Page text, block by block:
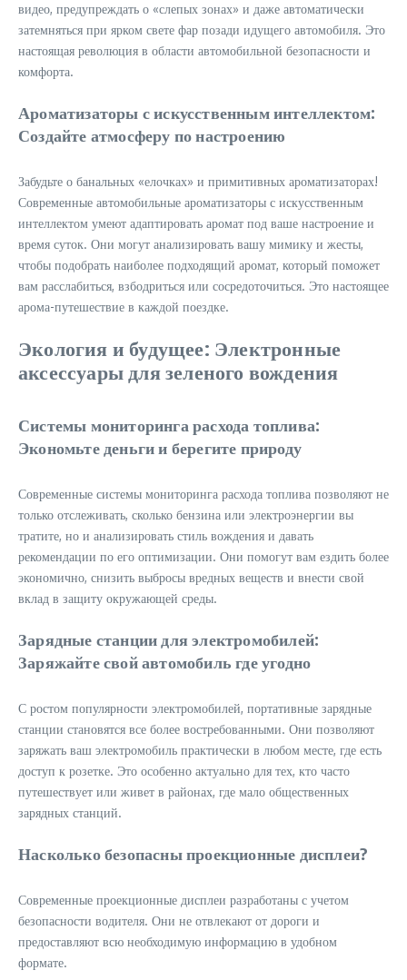
видео, предупреждать о «слепых зонах» и даже автоматически
затемняться при ярком свете фар позади идущего автомобиля. Это
настоящая революция в области автомобильной безопасности и
комфорта.
Ароматизаторы с искусственным интеллектом:
Создайте атмосферу по настроению
Забудьте о банальных «елочках» и примитивных ароматизаторах!
Современные автомобильные ароматизаторы с искусственным
интеллектом умеют адаптировать аромат под ваше настроение и
время суток. Они могут анализировать вашу мимику и жесты,
чтобы подобрать наиболее подходящий аромат, который поможет
вам расслабиться, взбодриться или сосредоточиться. Это настоящее
арома-путешествие в каждой поездке.
Экология и будущее: Электронные
аксессуары для зеленого вождения
Системы мониторинга расхода топлива:
Экономьте деньги и берегите природу
Современные системы мониторинга расхода топлива позволяют не
только отслеживать, сколько бензина или электроэнергии вы
тратите, но и анализировать стиль вождения и давать
рекомендации по его оптимизации. Они помогут вам ездить более
экономично, снизить выбросы вредных веществ и внести свой
вклад в защиту окружающей среды.
Зарядные станции для электромобилей:
Заряжайте свой автомобиль где угодно
С ростом популярности электромобилей, портативные зарядные
станции становятся все более востребованными. Они позволяют
заряжать ваш электромобиль практически в любом месте, где есть
доступ к розетке. Это особенно актуально для тех, кто часто
путешествует или живет в районах, где мало общественных
зарядных станций.
Насколько безопасны проекционные дисплеи?
Современные проекционные дисплеи разработаны с учетом
безопасности водителя. Они не отвлекают от дороги и
предоставляют всю необходимую информацию в удобном
формате.